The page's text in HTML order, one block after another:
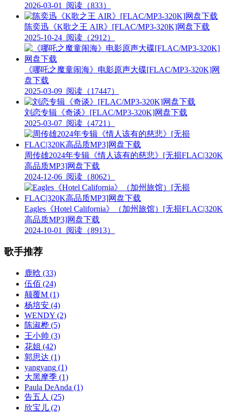
2026-03-01
阅读（833）
陈奕迅《K歌之王 AIR》[FLAC/MP3-320K]网盘下载
2025-10-24 阅读（2912）
《哪吒之魔童闹海》电影原声大碟[FLAC/MP3-320K]网
盘下载
2025-03-09 阅读（17447）
刘恋专辑《奇谈》[FLAC/MP3-320K]网盘下载
2025-03-07 阅读（4721）
周传雄2024年专辑《情人该有的慈悲》[无损FLAC|320K
高品质MP3]网盘下载
2024-12-06 阅读（8062）
Eagles《Hotel California》（加州旅馆）[无损FLAC|320K
高品质MP3]网盘下载
2024-10-01
阅读（8913）
歌手推荐
鹿晗 (33)
伍佰 (24)
颠覆M (1)
杨培安 (4)
WENDY (2)
陈淑桦 (5)
王小帅 (3)
花姐 (42)
郭思达 (1)
yangyang (1)
大黑摩季 (1)
Paula DeAnda (1)
告五人 (25)
欣宝儿 (2)